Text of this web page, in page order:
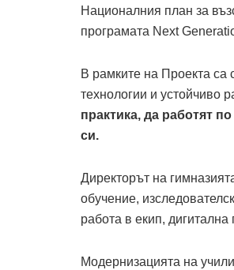
Националния план за
програмата Next
В рамките на Проекта са
технологии и устойчиво
практика, да работят
си.
Директорът на
обучение,
работа в екип,
Модернизацията на